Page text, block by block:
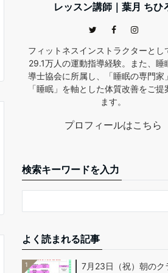
レッスン講師｜葉月 ちひ
フィットネスインストラクターとし
29.1万人の運動指導経験。また、睡
導士協会に所属し、「睡眠の専門家
「睡眠」を軸とした体質改善をご提
ます。
プロフィールはこちら
検索キーワードを入力
よく読まれる記事
1 7月23日（祝）朝のク